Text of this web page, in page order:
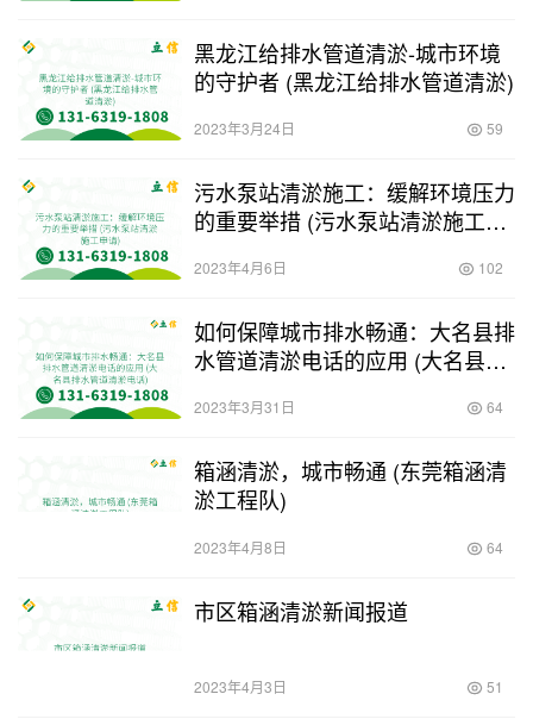
黑龙江给排水管道清淤-城市环境
的守护者 (黑龙江给排水管道清淤)
2023年3月24日 59
污水泵站清淤施工：缓解环境压力
的重要举措 (污水泵站清淤施工申
2023年4月6日 102
如何保障城市排水畅通：大名县排
水管道清淤电话的应用 (大名县排
2023年3月31日 64
箱涵清淤，城市畅通 (东莞箱涵清
淤工程队)
2023年4月8日 64
市区箱涵清淤新闻报道
2023年4月3日 51